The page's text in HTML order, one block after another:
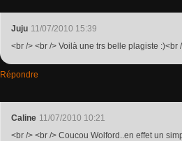
Juju 11/07/2010 15:39
<br /> <br /> Voilà une trs belle plagiste :)<br
Répondre
Caline 11/07/2010 10:21
<br /> <br /> Coucou Wolford..en effet un